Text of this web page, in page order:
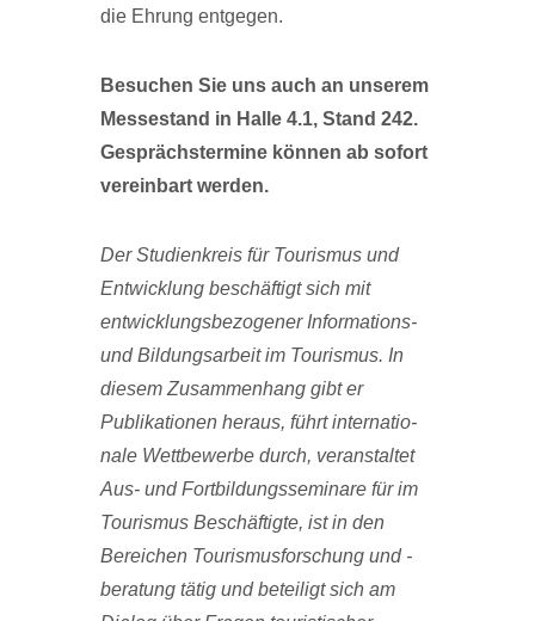
die Ehrung entgegen.
Besuchen Sie uns auch an unserem
Messestand in Halle 4.1, Stand 242.
Gesprächstermine können ab sofort
vereinbart werden.
Der Studienkreis für Tourismus und
Entwicklung beschäftigt sich mit
entwicklungsbezogener Informations-
und Bildungsarbeit im Tourismus. In
diesem Zusammenhang gibt er
Publikationen heraus, führt internatio­
nale Wettbewerbe durch, veranstaltet
Aus- und Fortbildungsseminare für im
Tourismus Beschäftigte, ist in den
Bereichen Tourismusforschung und -
beratung tätig und beteiligt sich am